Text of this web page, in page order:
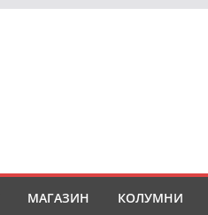
МАГАЗИН КОЛУМНИ